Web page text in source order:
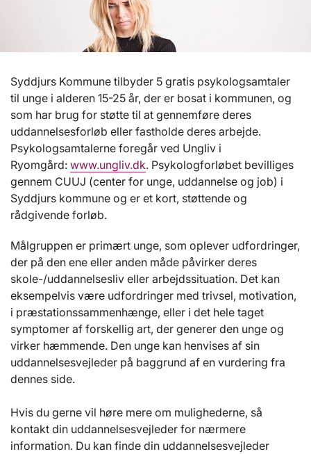
Syddjurs Kommune tilbyder 5 gratis psykologsamtaler
til unge i alderen 15-25 år, der er bosat i kommunen, og
som har brug for støtte til at gennemføre deres
uddannelsesforløb eller fastholde deres arbejde.
Psykologsamtalerne foregår ved Ungliv i
Ryomgård: www.ungliv.dk. Psykologforløbet bevilliges
gennem CUUJ (center for unge, uddannelse og job) i
Syddjurs kommune og er et kort, støttende og
rådgivende forløb.
Målgruppen er primært unge, som oplever udfordringer,
der på den ene eller anden måde påvirker deres
skole-/uddannelsesliv eller arbejdssituation. Det kan
eksempelvis være udfordringer med trivsel, motivation,
i præstationssammenhænge, eller i det hele taget
symptomer af forskellig art, der generer den unge og
virker hæmmende. Den unge kan henvises af sin
uddannelsesvejleder på baggrund af en vurdering fra
dennes side.
Hvis du gerne vil høre mere om mulighederne, så
kontakt din uddannelsesvejleder for nærmere
information. Du kan finde din uddannelsesvejleder